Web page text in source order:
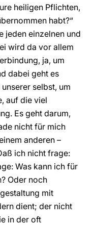
heiligen Pflichten,
habt?“
jeden einzelnen und
wird da vor allem
ja, um
dabei geht es
selbst, um
auf die viel
Es geht darum,
nicht für mich
anderen –
ich nicht frage:
Was kann ich für
Oder noch
mit
dient; der nicht
in der oft